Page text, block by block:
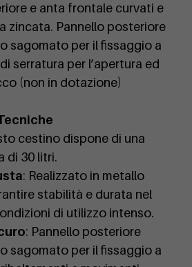
e anta frontale curvati e
zincata. Pannello posteriore
sagomato per il fissaggio a
serratura per l’apertura ed
(non in dotazione)
cestino dispone di una
di 30 litri.
: Realizzato in metallo
stabilità e durata nel
di utilizzo intenso.
: Pannello posteriore
sagomato per il fissaggio a